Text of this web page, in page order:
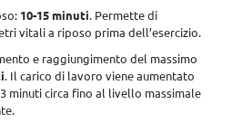
10-15 minuti. Permette di
vitali a riposo prima dell’esercizio.
e raggiungimento del massimo
. Il carico di lavoro viene aumentato
minuti circa fino al livello massimale